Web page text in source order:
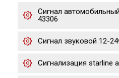
Сигнал
43306
Сигнал звуковой 12-
Сигнализация starline